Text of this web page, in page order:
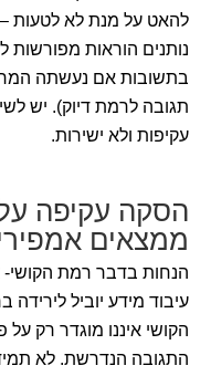
להאט על מנת לא לטעות
נותנים הוראות מפורשות
בתשובות אם נעשתה המרה
תגובה לרמת דיוק). יש
עקיפות ולא ישירות.
הסקה עקיפה
ממצאים
הנחות בדבר רמת הקושי-
עיבוד מידע יוביל לירידה
הקושי איננו מוגדר רק
התגובה הנדרשת. לא